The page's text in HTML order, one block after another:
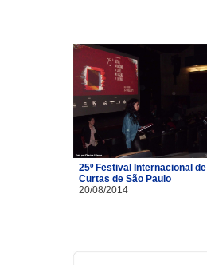
25º Festival Internacional de
Curtas de São Paulo
20/08/2014